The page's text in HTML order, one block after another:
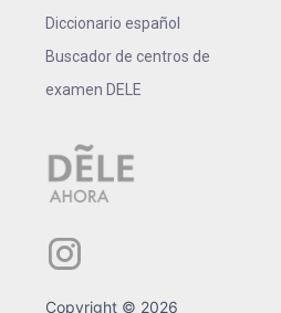
Diccionario español
Buscador de centros de
examen DELE
Copyright © 2026